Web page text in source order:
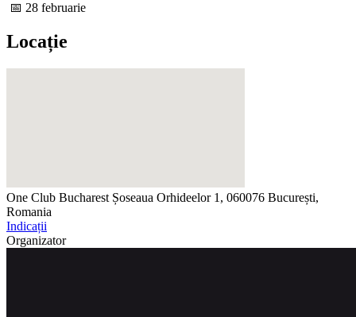
📅 28 februarie
Locație
One Club Bucharest Șoseaua Orhideelor 1, 060076 București,
Romania
Indicații
Organizator